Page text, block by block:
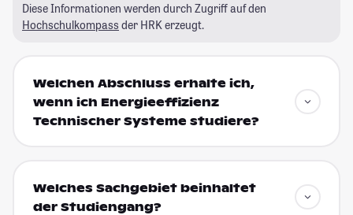
Diese Informationen werden durch Zugriff auf den
Hochschulkompass der HRK erzeugt.
Welchen Abschluss erhalte ich,
wenn ich Energieeffizienz
Technischer Systeme studiere?
Welches Sachgebiet beinhaltet
der Studiengang?